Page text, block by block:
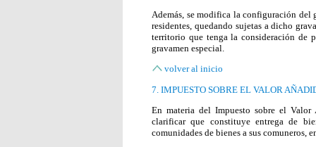
Además, se modifica la configuración del
residentes, quedando sujetas a dicho
territorio que tenga la consideración de
gravamen especial.
volver al inicio
7. IMPUESTO SOBRE EL VALOR
En materia del Impuesto sobre el
clarificar que constituye entrega de
comunidades de bienes a sus comuneros,